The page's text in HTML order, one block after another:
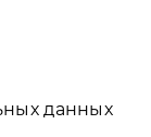
данных